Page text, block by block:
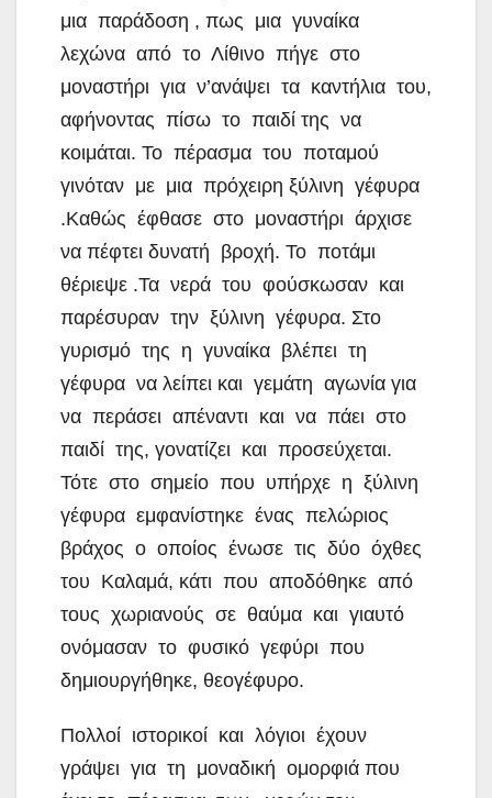
μια παράδοση , πως μια γυναίκα
λεχώνα από το Λίθινο πήγε στο
μοναστήρι για ν’ανάψει τα καντήλια του,
αφήνοντας πίσω το παιδί της να
κοιμάται. Το πέρασμα του ποταμού
γινόταν με μια πρόχειρη ξύλινη γέφυρα
.Καθώς έφθασε στο μοναστήρι άρχισε
να πέφτει δυνατή βροχή. Το ποτάμι
θέριεψε .Τα νερά του φούσκωσαν και
παρέσυραν την ξύλινη γέφυρα. Στο
γυρισμό της η γυναίκα βλέπει τη
γέφυρα να λείπει και γεμάτη αγωνία για
να περάσει απέναντι και να πάει στο
παιδί της, γονατίζει και προσεύχεται.
Τότε στο σημείο που υπήρχε η ξύλινη
γέφυρα εμφανίστηκε ένας πελώριος
βράχος ο οποίος ένωσε τις δύο όχθες
του Καλαμά, κάτι που αποδόθηκε από
τους χωριανούς σε θαύμα και γιαυτό
ονόμασαν το φυσικό γεφύρι που
δημιουργήθηκε, θεογέφυρο.
Πολλοί ιστορικοί και λόγιοι έχουν
γράψει για τη μοναδική ομορφιά που